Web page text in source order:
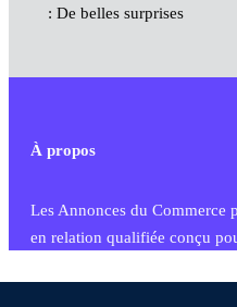
: De belles surprises
À propos
Les Annonces du Commerce
en relation qualifiée conçu
commercial et les